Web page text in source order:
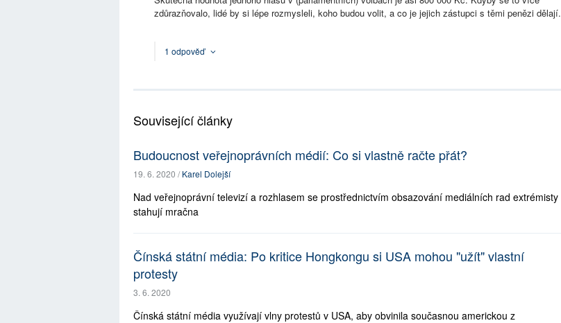
zdůrazňovalo, lidé by si lépe rozmysleli, koho budou volit, a co je jejich zástupci s těmi penězi dělají.
1 odpověď
Související články
Budoucnost veřejnoprávních médií: Co si vlastně račte přát?
19. 6. 2020 /Karel Dolejší
Nad veřejnoprávní televizí a rozhlasem se prostřednictvím obsazování mediálních rad extrémisty
stahují mračna
Čínská státní média: Po kritice Hongkongu si USA mohou "užít" vlastní
protesty
3. 6. 2020
Čínská státní média využívají vlny protestů v USA, aby obvinila současnou americkou z